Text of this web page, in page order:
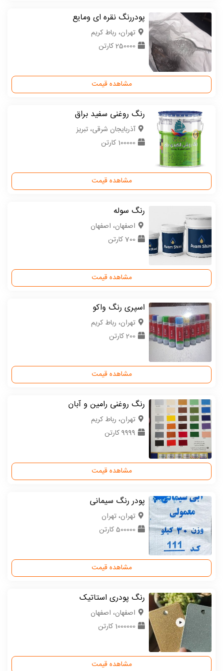
پودررنگ‌ نقره ای ومایع
تهران، رباط کریم
250000 کارتن
مشاهده قیمت
رنگ روغنی سفید براق
آذربایجان شرقی، تبریز
100000 کارتن
مشاهده قیمت
رنگ سوله
اصفهان، اصفهان
700 کارتن
مشاهده قیمت
اسپری رنگ واکو
تهران، رباط کریم
200 کارتن
مشاهده قیمت
رنگ روغنی رامین و آبان
تهران، رباط کریم
9999 کارتن
مشاهده قیمت
پودر رنگ سیمانی
تهران، تهران
500000 کارتن
مشاهده قیمت
رنگ پودری استاتیک
اصفهان، اصفهان
1000000 کارتن
مشاهده قیمت